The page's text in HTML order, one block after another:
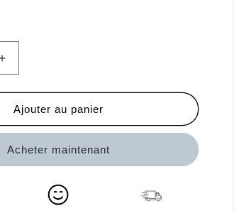
Augmenter
la
quantité
de
Urban
Ajouter au panier
Acheter maintenant